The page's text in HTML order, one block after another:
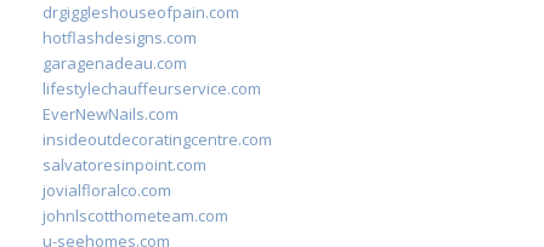
drgiggleshouseofpain.com
hotflashdesigns.com
garagenadeau.com
lifestylechauffeurservice.com
EverNewNails.com
insideoutdecoratingcentre.com
salvatoresinpoint.com
jovialfloralco.com
johnlscotthometeam.com
u-seehomes.com